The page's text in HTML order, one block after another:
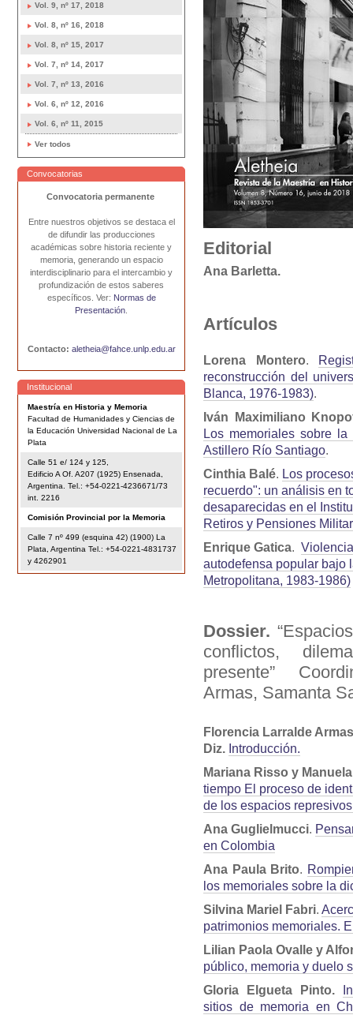
Vol. 9, nº 17, 2018
Vol. 8, nº 16, 2018
Vol. 8, nº 15, 2017
Vol. 7, nº 14, 2017
Vol. 7, nº 13, 2016
Vol. 6, nº 12, 2016
Vol. 6, nº 11, 2015
Ver todos
Convocatorias
Convocatoria permanente
Entre nuestros objetivos se destaca el
de difundir las producciones
académicas sobre historia reciente y
memoria, generando un espacio
interdisciplinario para el intercambio y
profundización de estos saberes
específicos. Ver: Normas de
Presentación
Contacto: aletheia@fahce.unlp.edu.ar
Institucional
Maestría en Historia y Memoria
Facultad de Humanidades y Ciencias de
la Educación Universidad Nacional de La
Plata
Calle 51 e/ 124 y 125,
Edificio A Of. A207 (1925) Ensenada,
Argentina. Tel.: +54-0221-4236671/73
int. 2216
Comisión Provincial por la Memoria
Calle 7 nº 499 (esquina 42) (1900) La
Plata, Argentina Tel.: +54-0221-4831737
y 4262901
Editorial
Ana Barletta.
Artículos
Lorena Montero.
reconstrucción del
Blanca, 1976-1983).
Iván Maximiliano
Los memoriales sobre
Astillero Río Santiago.
Cinthia Balé. Los
recuerdo": un análisis en
desaparecidas en el
Retiros y Pensiones
Enrique Gatica.
autodefensa popular bajo
Metropolitana, 1983-1986)
Dossier.
conflictos,
presente”
Armas, Samanta
Florencia Larralde
Diz. Introducción.
Mariana Risso y
tiempo El proceso de
de los espacios
Ana Guglielmucci.
en Colombia
Ana Paula Brito.
los memoriales sobre la
Silvina Mariel Fabri.
patrimonios memoriales.
Lilian Paola Ovalle y
público, memoria y duelo
Gloria Elgueta Pinto.
sitios de memoria en